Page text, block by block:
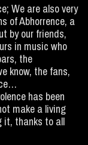
We are also very
of Abhorrence, a
by our friends,
in music who
the
know, the fans,
has been
make a living
it, thanks to all